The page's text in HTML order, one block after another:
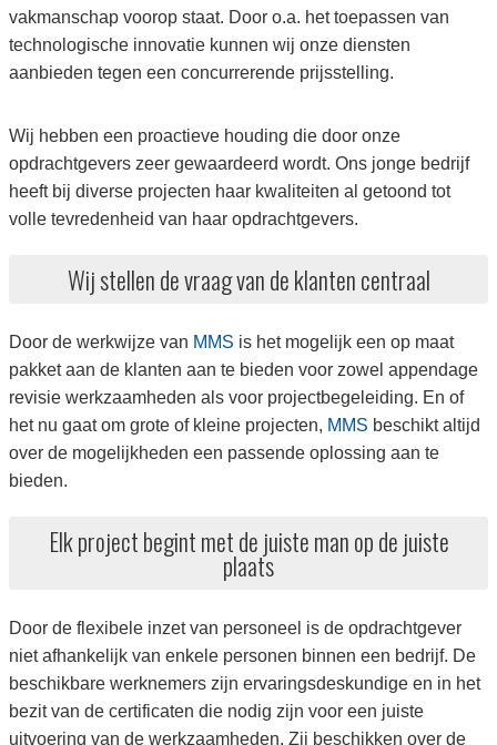
vakmanschap voorop staat. Door o.a. het toepassen van
technologische innovatie kunnen wij onze diensten
aanbieden tegen een concurrerende prijsstelling.
Wij hebben een proactieve houding die door onze
opdrachtgevers zeer gewaardeerd wordt. Ons jonge bedrijf
heeft bij diverse projecten haar kwaliteiten al getoond tot
volle tevredenheid van haar opdrachtgevers.
Wij stellen de vraag van de klanten centraal
Door de werkwijze van MMS is het mogelijk een op maat
pakket aan de klanten aan te bieden voor zowel appendage
revisie werkzaamheden als voor projectbegeleiding. En of
het nu gaat om grote of kleine projecten, MMS beschikt altijd
over de mogelijkheden een passende oplossing aan te
bieden.
Elk project begint met de juiste man op de juiste
plaats
Door de flexibele inzet van personeel is de opdrachtgever
niet afhankelijk van enkele personen binnen een bedrijf. De
beschikbare werknemers zijn ervaringsdeskundige en in het
bezit van de certificaten die nodig zijn voor een juiste
uitvoering van de werkzaamheden. Zij beschikken over de